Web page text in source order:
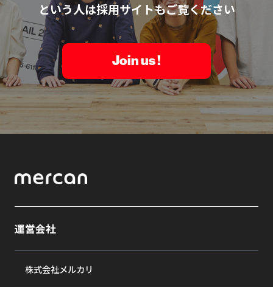
という人は採用サイトもご覧ください
Join us !
運営会社
株式会社メルカリ